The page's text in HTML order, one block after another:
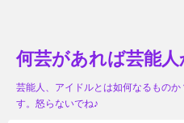
何芸があれば芸能人
芸能人、アイドルとは如何なるもの
す。怒らないでね♪